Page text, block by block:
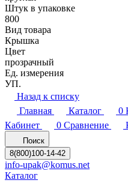
Штук в упаковке
800
Вид товара
Крышка
Цвет
прозрачный
Ед. измерения
УП.
Назад к списку
Главная
Каталог 0
Кабинет
0 Сравнение
Поиск
8(800)100-14-42
info-upak@komus.net
Каталог